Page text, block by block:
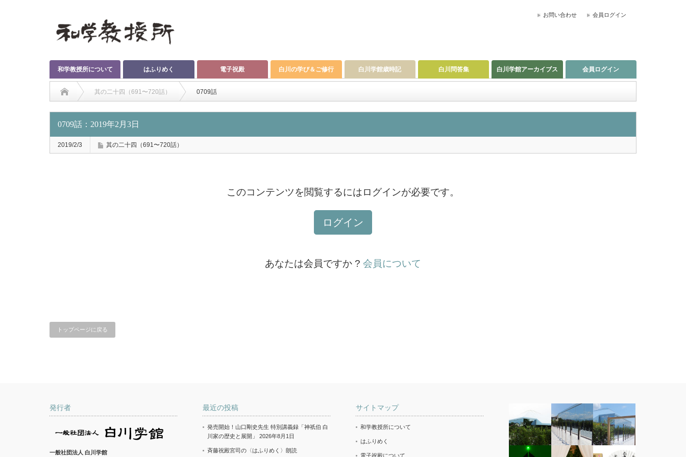
お問い合わせ 会員ログイン
和学教授所について はふりめく 電子祝殿 白川の学び＆ご修行 白川学館歳時記 白川問答集 白川学館アーカイブス 会員ログイン
其の二十四（691〜720話） 0709話
0709話：2019年2月3日
2019/2/3 其の二十四（691〜720話）
このコンテンツを閲覧するにはログインが必要です。
ログイン
あなたは会員ですか ? 会員について
トップページに戻る
発行者
一般社団法人 白川学館
最近の投稿
発売開始！山口剛史先生 特別講義録「神祇伯 白
川家の歴史と展開」
2026年8月1日
斉藤祝殿宮司の〈はふりめく〉朗読
サイトマップ
和学教授所について
はふりめく
電子祝殿について